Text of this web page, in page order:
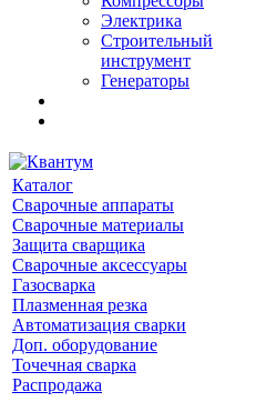
Электрика
Строительный
инструмент
Генераторы
Каталог
Сварочные аппараты
Сварочные материалы
Защита сварщика
Сварочные аксессуары
Газосварка
Плазменная резка
Автоматизация сварки
Доп. оборудование
Точечная сварка
Распродажа